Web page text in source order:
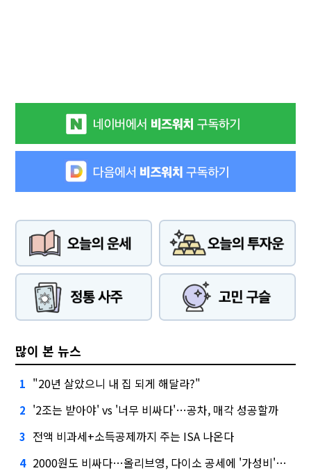
많이 본 뉴스
1 "20년 살았으니 내 집 되게 해달라?"
2 '2조는 받아야' vs '너무 비싸다'…공차, 매각 성공할까
3 전액 비과세+소득공제까지 주는 ISA 나온다
4 2000원도 비싸다…올리브영, 다이소 공세에 '가성비'로 맞불